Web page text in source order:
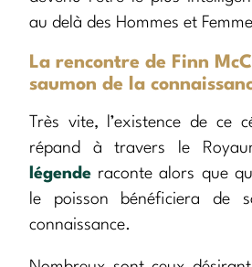
au delà des Hommes et
La rencontre de Finn
saumon de la
Très vite, l’existence de ce
répand à travers le
légende raconte alors que
le poisson bénéficiera de
connaissance.